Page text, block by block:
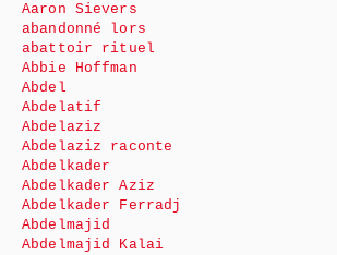
Aaron Sievers
abandonné lors
abattoir rituel
Abbie Hoffman
Abdel
Abdelatif
Abdelaziz
Abdelaziz raconte
Abdelkader
Abdelkader Aziz
Abdelkader Ferradj
Abdelmajid
Abdelmajid Kalai